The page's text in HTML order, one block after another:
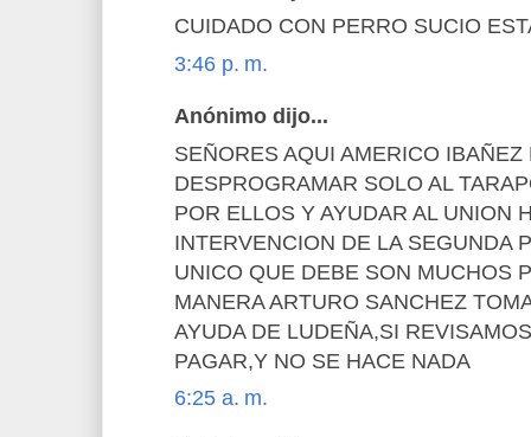
CUIDADO CON PERRO SUCIO
3:46 p. m.
Anónimo dijo...
SEÑORES AQUI AMERICO
DESPROGRAMAR SOLO AL
POR ELLOS Y AYUDAR AL UNION
INTERVENCION DE LA SEGUNDA
UNICO QUE DEBE SON MUCHOS
MANERA ARTURO SANCHEZ
AYUDA DE LUDEÑA,SI
PAGAR,Y NO SE HACE NADA
6:25 a. m.